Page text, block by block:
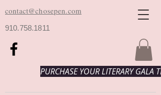
contact@chosepen.com
910.758.1811
PURCHASE YOUR LITERARY GALA